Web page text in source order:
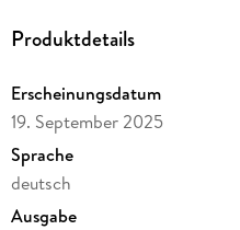
Produktdetails
Erscheinungsdatum
19. September 2025
Sprache
deutsch
Ausgabe